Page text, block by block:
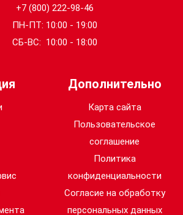
Li-ion
уровня
при
шурупа
уровня
+7 (800) 222-98-46
ПН-ПТ: 10:00 - 19:00
СБ-ВС: 10:00 - 18:00
Дополнительно
Карта сайта
Пользовательское
соглашение
Политика
конфиденциальности
Согласие на обработку
персональных данных